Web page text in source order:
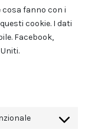
fanno con i
cookie. I dati
Facebook,
Consent